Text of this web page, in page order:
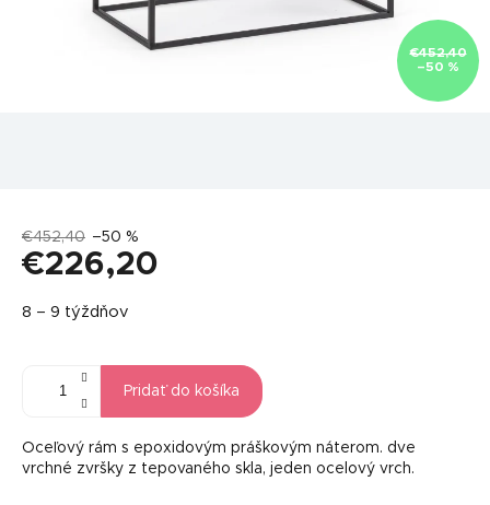
€452,40
–50 %
€452,40 –50 %
€226,20
cena:
8 – 9 týždňov
Pridať do košíka
Oceľový rám s epoxidovým práškovým náterom. dve
vrchné zvršky z tepovaného skla, jeden ocelový vrch.